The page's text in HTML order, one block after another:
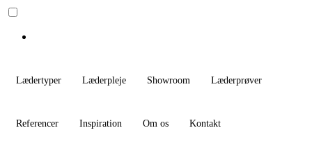
Lædertyper Læderpleje Showroom Læderprøver
Referencer Inspiration Om os Kontakt